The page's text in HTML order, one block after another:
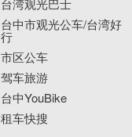
台湾观光巴士
台中市观光公车/台湾好
行
市区公车
驾车旅游
台中YouBike
租车快搜